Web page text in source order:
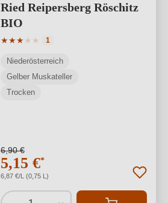
Ried Reipersberg Röschitz
BIO
★★★★ ★
Durchschnittliche Bewertung von 3
1
Niederösterreich
Gelber Muskateller
Trocken
6,90 €
5,15 €*
6,87 €/L (0,75 L)